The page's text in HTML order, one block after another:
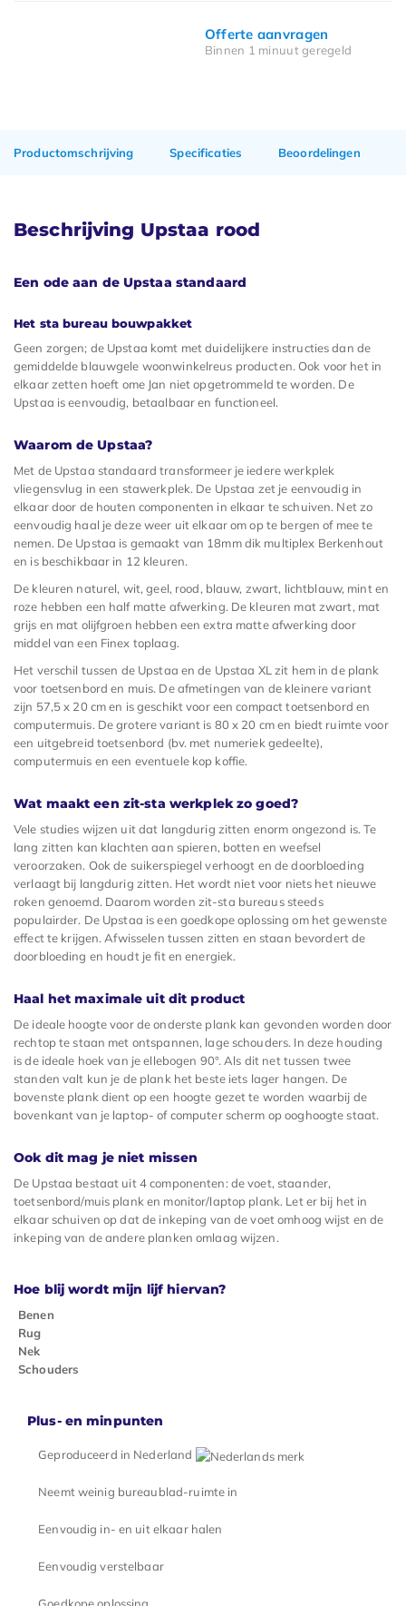
Offerte aanvragen
Binnen 1 minuut geregeld
Productomschrijving Specificaties Beoordelingen
Beschrijving Upstaa rood
Een ode aan de Upstaa standaard
Het sta bureau bouwpakket
Geen zorgen; de Upstaa komt met duidelijkere instructies dan de
gemiddelde blauwgele woonwinkelreus producten. Ook voor het in
elkaar zetten hoeft ome Jan niet opgetrommeld te worden. De
Upstaa is eenvoudig, betaalbaar en functioneel.
Waarom de Upstaa?
Met de Upstaa standaard transformeer je iedere werkplek
vliegensvlug in een stawerkplek. De Upstaa zet je eenvoudig in
elkaar door de houten componenten in elkaar te schuiven. Net zo
eenvoudig haal je deze weer uit elkaar om op te bergen of mee te
nemen. De Upstaa is gemaakt van 18mm dik multiplex Berkenhout
en is beschikbaar in 12 kleuren.
De kleuren naturel, wit, geel, rood, blauw, zwart, lichtblauw, mint en
roze hebben een half matte afwerking. De kleuren mat zwart, mat
grijs en mat olijfgroen hebben een extra matte afwerking door
middel van een Finex toplaag.
Het verschil tussen de Upstaa en de Upstaa XL zit hem in de plank
voor toetsenbord en muis. De afmetingen van de kleinere variant
zijn 57,5 x 20 cm en is geschikt voor een compact toetsenbord en
computermuis. De grotere variant is 80 x 20 cm en biedt ruimte voor
een uitgebreid toetsenbord (bv. met numeriek gedeelte),
computermuis en een eventuele kop koffie.
Wat maakt een zit-sta werkplek zo goed?
Vele studies wijzen uit dat langdurig zitten enorm ongezond is. Te
lang zitten kan klachten aan spieren, botten en weefsel
veroorzaken. Ook de suikerspiegel verhoogt en de doorbloeding
verlaagt bij langdurig zitten. Het wordt niet voor niets het nieuwe
roken genoemd. Daarom worden zit-sta bureaus steeds
populairder. De Upstaa is een goedkope oplossing om het gewenste
effect te krijgen. Afwisselen tussen zitten en staan bevordert de
doorbloeding en houdt je fit en energiek.
Haal het maximale uit dit product
De ideale hoogte voor de onderste plank kan gevonden worden door
rechtop te staan met ontspannen, lage schouders. In deze houding
is de ideale hoek van je ellebogen 90°. Als dit net tussen twee
standen valt kun je de plank het beste iets lager hangen. De
bovenste plank dient op een hoogte gezet te worden waarbij de
bovenkant van je laptop- of computer scherm op ooghoogte staat.
Ook dit mag je niet missen
De Upstaa bestaat uit 4 componenten: de voet, staander,
toetsenbord/muis plank en monitor/laptop plank. Let er bij het in
elkaar schuiven op dat de inkeping van de voet omhoog wijst en de
inkeping van de andere planken omlaag wijzen.
Hoe blij wordt mijn lijf hiervan?
Benen
Rug
Nek
Schouders
Plus- en minpunten
Geproduceerd in Nederland
Neemt weinig bureaublad-ruimte in
Eenvoudig in- en uit elkaar halen
Eenvoudig verstelbaar